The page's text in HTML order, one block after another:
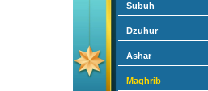
Subuh
Dzuhur
Ashar
Maghrib